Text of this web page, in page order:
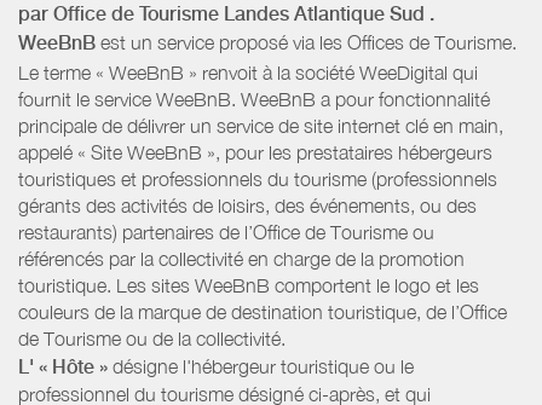
par Office de Tourisme Landes Atlantique Sud .
WeeBnB est un service proposé via les Offices de Tourisme.
Le terme « WeeBnB » renvoit à la société WeeDigital qui
fournit le service WeeBnB. WeeBnB a pour fonctionnalité
principale de délivrer un service de site internet clé en main,
appelé « Site WeeBnB », pour les prestataires hébergeurs
touristiques et professionnels du tourisme (professionnels
gérants des activités de loisirs, des événements, ou des
restaurants) partenaires de l’Office de Tourisme ou
référencés par la collectivité en charge de la promotion
touristique. Les sites WeeBnB comportent le logo et les
couleurs de la marque de destination touristique, de l’Office
de Tourisme ou de la collectivité.
L' « Hôte » désigne l'hébergeur touristique ou le
professionnel du tourisme désigné ci-après, et qui